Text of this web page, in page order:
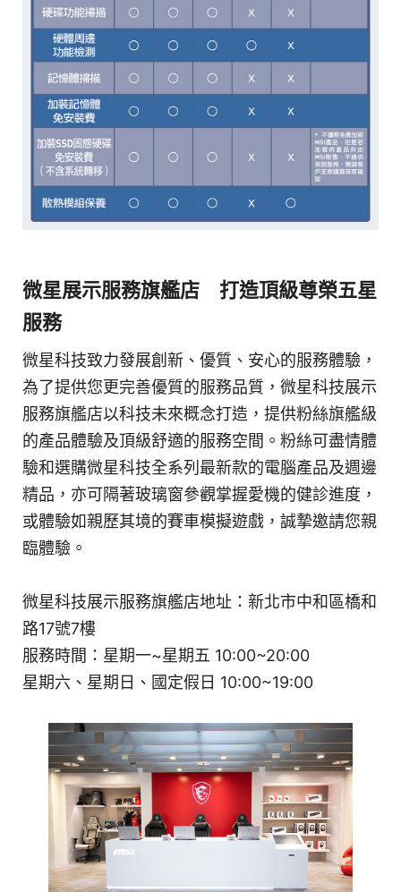
微星展示服務旗艦店 打造頂級尊榮五星
服務
微星科技致力發展創新、優質、安心的服務體驗，
為了提供您更完善優質的服務品質，微星科技展示
服務旗艦店以科技未來概念打造，提供粉絲旗艦級
的產品體驗及頂級舒適的服務空間。粉絲可盡情體
驗和選購微星科技全系列最新款的電腦產品及週邊
精品，亦可隔著玻璃窗參觀掌握愛機的健診進度，
或體驗如親歷其境的賽車模擬遊戲，誠摯邀請您親
臨體驗。
微星科技展示服務旗艦店地址：新北市中和區橋和
路17號7樓
服務時間：星期一~星期五 10:00~20:00
星期六、星期日、國定假日 10:00~19:00